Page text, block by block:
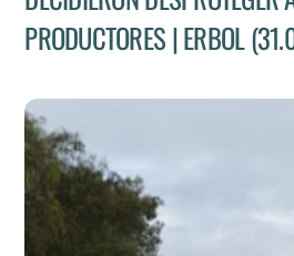
PRODUCTORES | ERBOL